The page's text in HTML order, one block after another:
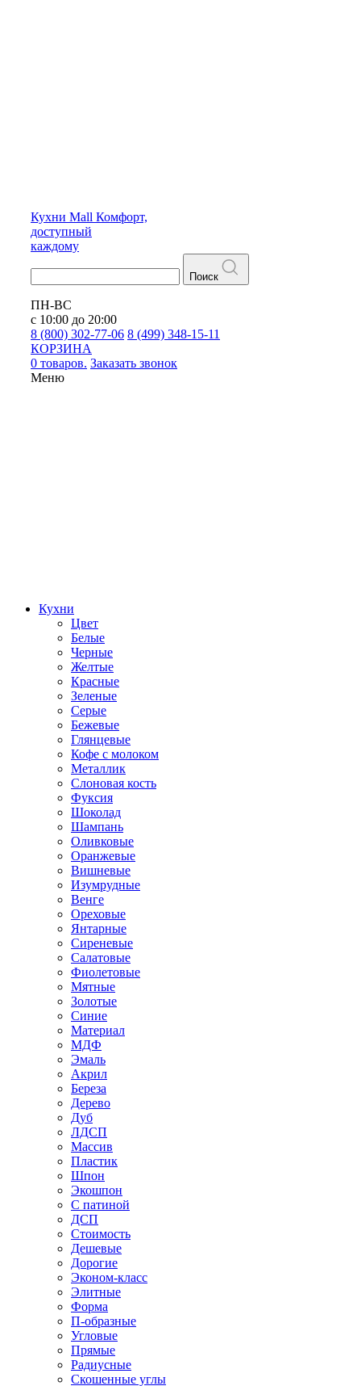
Кухни Mall Комфорт,
доступный
каждому
Поиск
ПН-ВС
с 10:00 до 20:00
8 (800) 302-77-06 8 (499) 348-15-11
КОРЗИНА
0 товаров. Заказать звонок
Меню
Кухни
Цвет
Белые
Черные
Желтые
Красные
Зеленые
Серые
Бежевые
Глянцевые
Кофе с молоком
Металлик
Слоновая кость
Фуксия
Шоколад
Шампань
Оливковые
Оранжевые
Вишневые
Изумрудные
Венге
Ореховые
Янтарные
Сиреневые
Салатовые
Фиолетовые
Мятные
Золотые
Синие
Материал
МДФ
Эмаль
Акрил
Береза
Дерево
Дуб
ЛДСП
Массив
Пластик
Шпон
Экошпон
С патиной
ДСП
Стоимость
Дешевые
Дорогие
Эконом-класс
Элитные
Форма
П-образные
Угловые
Прямые
Радиусные
Скошенные углы